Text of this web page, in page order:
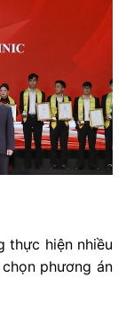
thực hiện nhiều
phương án